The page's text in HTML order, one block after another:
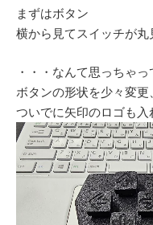
まずはボタン
横から見てスイッチが
・・・なんて思っちゃっ
ボタンの形状を少々変
ついでに矢印のロゴも入